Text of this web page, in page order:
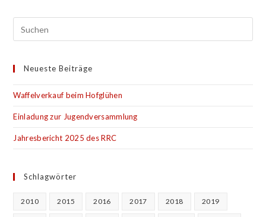
Neueste Beiträge
Waffelverkauf beim Hofglühen
Einladung zur Jugendversammlung
Jahresbericht 2025 des RRC
Schlagwörter
2010 2015 2016 2017 2018 2019